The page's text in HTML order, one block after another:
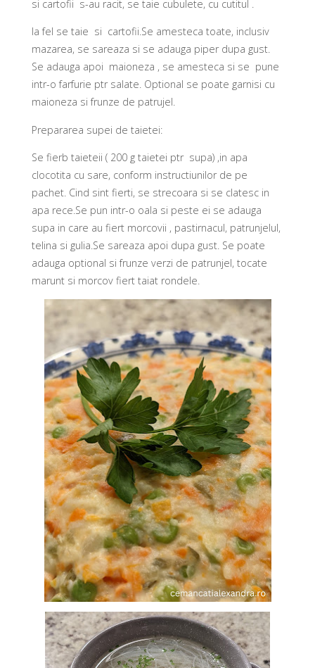
si cartofii s-au racit, se taie cubulete, cu cutitul .
la fel se taie si cartofii.Se amesteca toate, inclusiv
mazarea, se sareaza si se adauga piper dupa gust.
Se adauga apoi maioneza , se amesteca si se pune
intr-o farfurie ptr salate. Optional se poate garnisi cu
maioneza si frunze de patrujel.
Prepararea supei de taietei:
Se fierb taieteii ( 200 g taietei ptr supa) ,in apa
clocotita cu sare, conform instructiunilor de pe
pachet. Cind sint fierti, se strecoara si se clatesc in
apa rece.Se pun intr-o oala si peste ei se adauga
supa in care au fiert morcovii , pastirnacul, patrunjelul,
telina si gulia.Se sareaza apoi dupa gust. Se poate
adauga optional si frunze verzi de patrunjel, tocate
marunt si morcov fiert taiat rondele.